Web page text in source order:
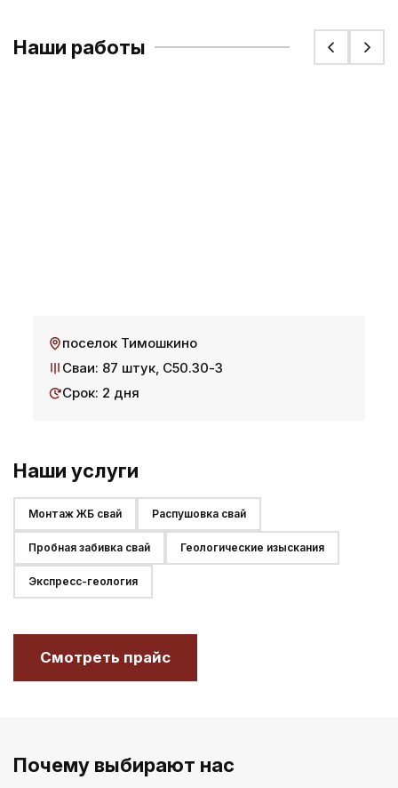
Наши работы
поселок Тимошкино
Сваи: 87 штук, С50.30-3
Срок: 2 дня
Наши услуги
Монтаж ЖБ свай Распушовка свай
Пробная забивка свай Геологические изыскания
Экспресс-геология
Смотреть прайс
Почему выбирают нас